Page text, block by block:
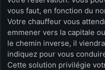
vous faut, en fonction du
Votre chauffeur vous
emmener vers la capitale
le chemin inverse, il
indiquez pour vous
Cette solution privilégie